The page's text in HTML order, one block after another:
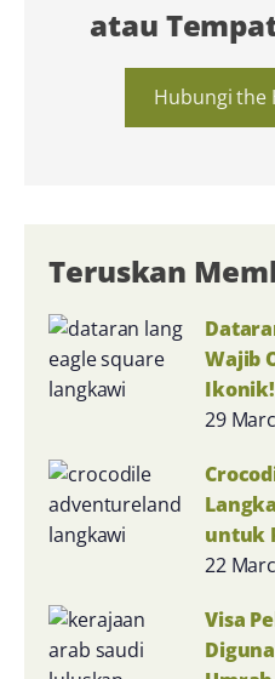
Teruskan
Wajib
Ikonik!
29
untuk
22
Visa
atau
Hubungi the